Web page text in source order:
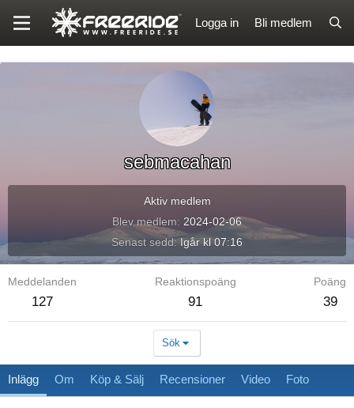
Logga in Bli medlem
sebmacahan
Aktiv medlem
Blev medlem
2024-02-06
Senast sedd
Igår kl 07:16
Meddelanden
127
Reaktionspoäng
91
Poäng
39
Sök
Inlägg Om Köp & Sälj Recensioner Video Foto